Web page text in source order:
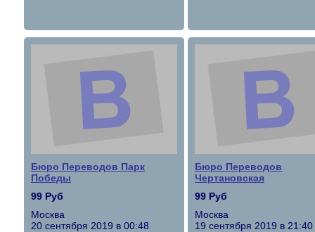
Бюро Переводов Парк
Победы
99 Руб
Москва
20 сентября 2019 в 00:48
Бюро Переводов
Чертановская
99 Руб
Москва
19 сентября 2019 в 21:40